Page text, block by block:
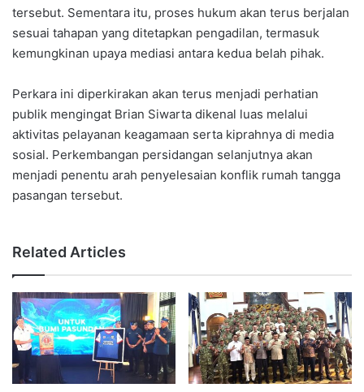
tersebut. Sementara itu, proses hukum akan terus berjalan
sesuai tahapan yang ditetapkan pengadilan, termasuk
kemungkinan upaya mediasi antara kedua belah pihak.
Perkara ini diperkirakan akan terus menjadi perhatian
publik mengingat Brian Siwarta dikenal luas melalui
aktivitas pelayanan keagamaan serta kiprahnya di media
sosial. Perkembangan persidangan selanjutnya akan
menjadi penentu arah penyelesaian konflik rumah tangga
pasangan tersebut.
Related Articles